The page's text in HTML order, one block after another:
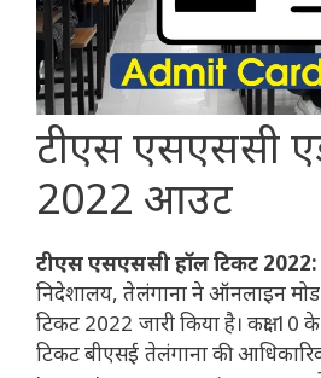
टीएस एसएससी
2022 आउट
टीएस एसएससी हॉल टिकट 2022:
निदेशालय, तेलंगाना ने ऑनलाइन
टिकट 2022 जारी किया है। कक्षा 10
टिकट बीएसई तेलंगाना की